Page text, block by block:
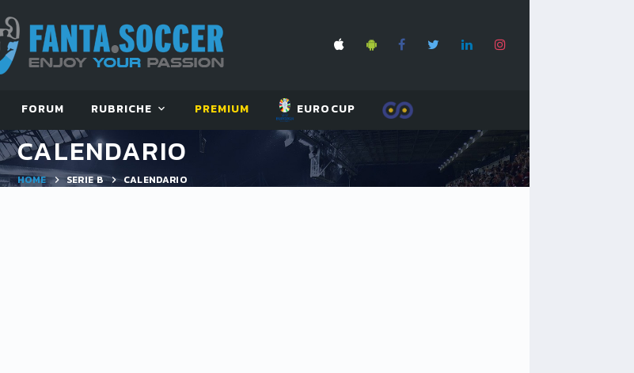
FORUM RUBRICHE PREMIUM EUROCUP
CALENDARIO
HOME SERIE B CALENDARIO